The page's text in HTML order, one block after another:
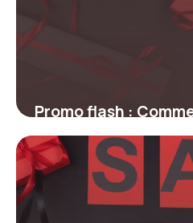
Promo flash :
réductions express
minutes
16 mars 2026